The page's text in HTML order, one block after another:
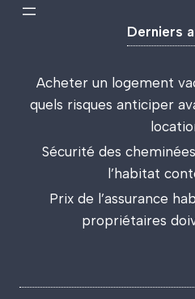
Derniers
Acheter un logement
quels risques anticiper
Sécurité des
l’habitat
Prix de l’assurance
propriétaires